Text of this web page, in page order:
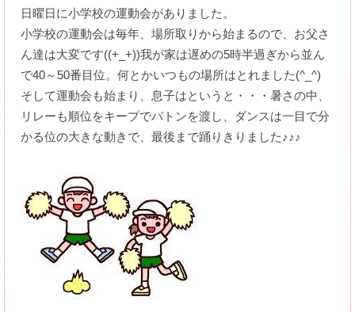
日曜日に小学校の運動会がありました。
小学校の運動会は毎年、場所取りから始まるので、お父さ
ん達は大変です((+_+))我が家は遅めの5時半過ぎから並ん
で40～50番目位。何とかいつもの場所はとれました(^_^)
そして運動会も始まり、息子はというと・・・暑さの中、
リレーも順位をキープでバトンを渡し、ダンスは一目で分
かる位の大きな動きで、最後まで踊りきりました♪♪♪